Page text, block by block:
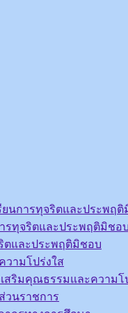
ยนการทุจริตและประพฤ
ารทุจริตและประพฤติมิชอบ
ตและประพฤติมิชอบ
วามโปร่งใส
สริมคุณธรรมและความโ
วนราชการ